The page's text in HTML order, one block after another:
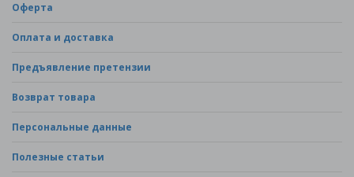
Оферта
Оплата и доставка
Предъявление претензии
Возврат товара
Персональные данные
Полезные статьи